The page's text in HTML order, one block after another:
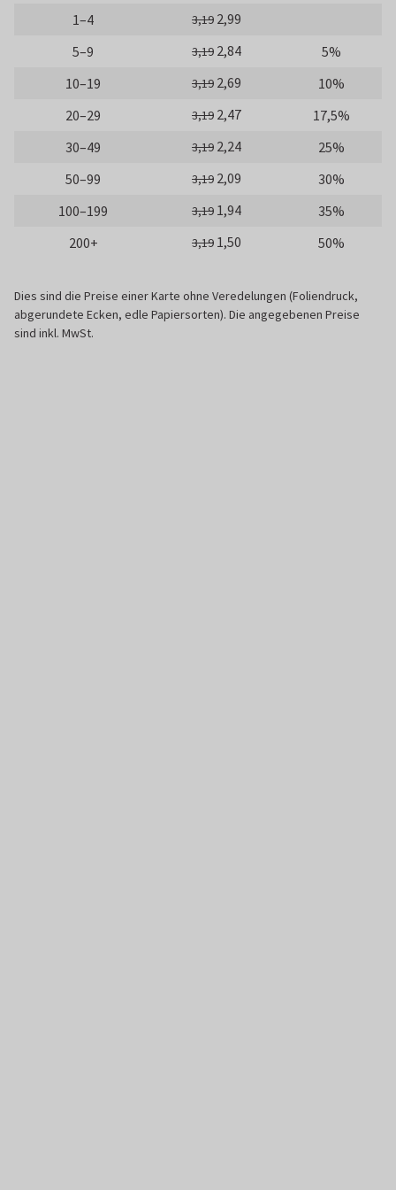
1–4 3,19 2,99
5–9
3,19 2,84
5%
10–19
3,19 2,69
10%
20–29
3,19 2,47
17,5%
30–49
3,19 2,24
25%
50–99
3,19 2,09
30%
100–199
3,19 1,94
35%
200+
3,19 1,50 50%
Dies sind die Preise einer Karte ohne Veredelungen (Foliendruck,
abgerundete Ecken, edle Papiersorten). Die angegebenen Preise
sind inkl. MwSt.